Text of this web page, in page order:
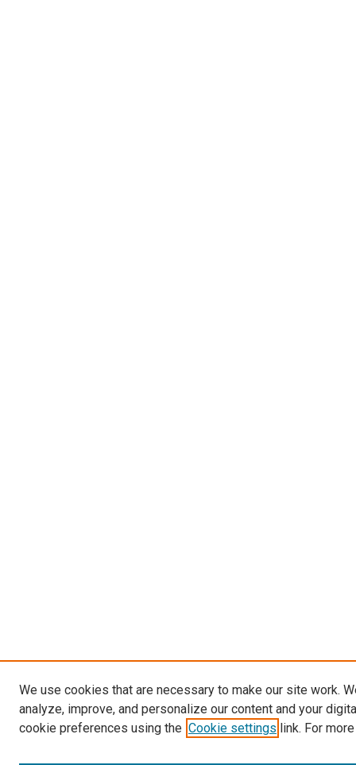
We use cookies that are necessary to make our site work.
analyze, improve, and personalize our content and your
cookie preferences using the Cookie settings link. For